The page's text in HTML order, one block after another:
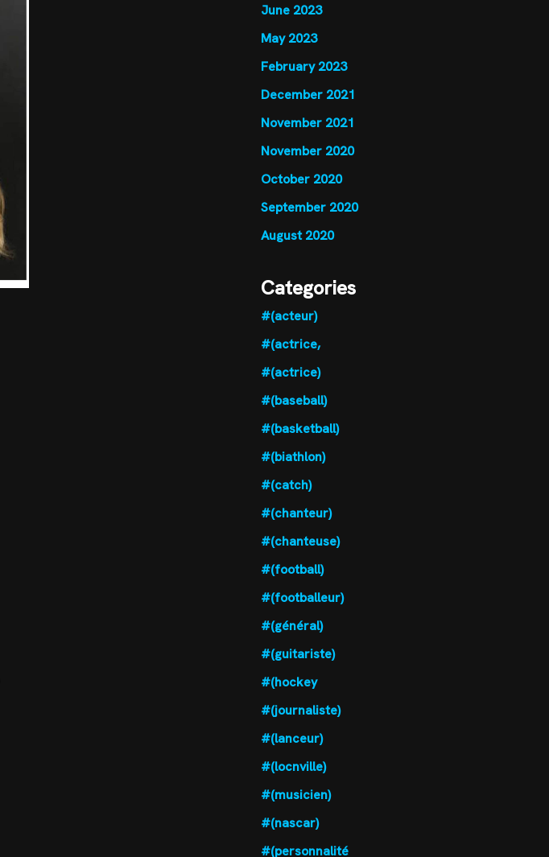
June 2023
May 2023
February 2023
December 2021
November 2021
November 2020
October 2020
September 2020
August 2020
Categories
#(acteur)
#(actrice,
#(actrice)
#(baseball)
#(basketball)
#(biathlon)
#(catch)
#(chanteur)
#(chanteuse)
#(football)
#(footballeur)
#(général)
#(guitariste)
#(hockey
#(journaliste)
#(lanceur)
#(locnville)
#(musicien)
#(nascar)
#(personnalité